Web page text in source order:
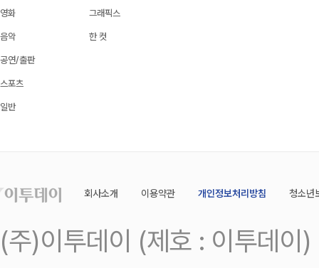
영화
음악
공연/출판
스포츠
일반
그래픽스
한 컷
회사소개 이용약관 개인정보처리방침 청소년
(주)이투데이 (제호 : 이투데